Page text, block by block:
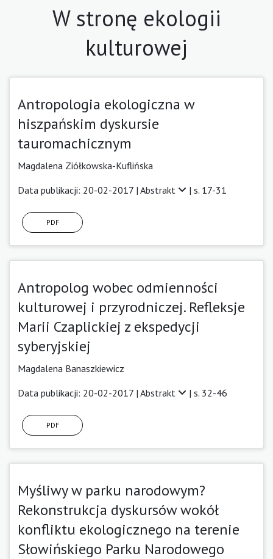
W stronę ekologii
kulturowej
Antropologia ekologiczna w
hiszpańskim dyskursie
tauromachicznym
Magdalena Ziółkowska-Kuflińska
Data publikacji: 20-02-2017 | Abstrakt | s. 17-31
PDF
Antropolog wobec odmienności
kulturowej i przyrodniczej. Refleksje
Marii Czaplickiej z ekspedycji
syberyjskiej
Magdalena Banaszkiewicz
Data publikacji: 20-02-2017 | Abstrakt | s. 32-46
PDF
Myśliwy w parku narodowym?
Rekonstrukcja dyskursów wokół
konfliktu ekologicznego na terenie
Słowińskiego Parku Narodowego